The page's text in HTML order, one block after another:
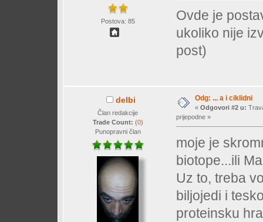
Postova: 85
Ovde je
ukoliko nije
post)
delbi
Član redakcije
Trade Count: (0)
Punopravni član
Odg: ... a i ciklidni
« Odgovori #2 u:
prijepodne »
moje je
biotope...ili
Uz to, treba
biljojedi i
proteinsku